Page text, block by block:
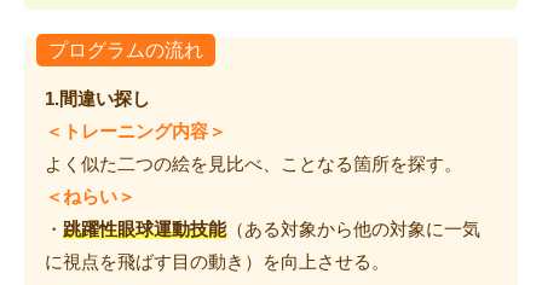
プログラムの流れ
1.間違い探し
＜トレーニング内容＞
よく似た二つの絵を見比べ、ことなる箇所を探す。
＜ねらい＞
・ 跳躍性眼球運動技能（ある対象から他の対象に一気
に視点を飛ばす目の動き）を向上させる。